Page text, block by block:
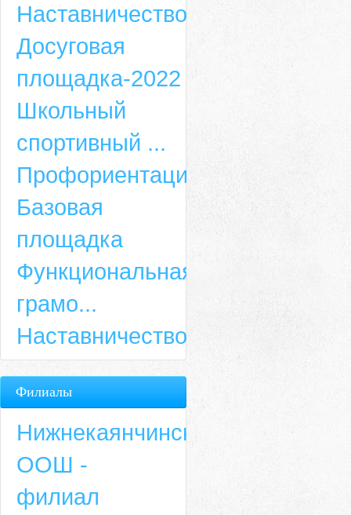
Наставничество
Досуговая
площадка-2022
Школьный
спортивный ...
Профориентация
Базовая
площадка
Функциональная
грамо...
Наставничество
Филиалы
Нижнекаянчинская
ООШ -
филиал